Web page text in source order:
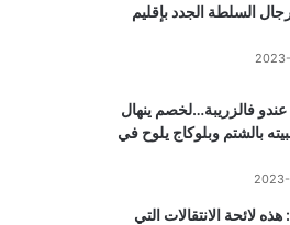
السلطة الجدد بإقليم
فالزريبة…لخصم ينهال
بالشتم وبلوكاج يلوح في
لائحة الانتقالات التي